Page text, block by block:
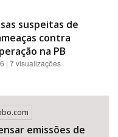
suspeitas de
contra
na PB
| 7 visualizações
emissões de